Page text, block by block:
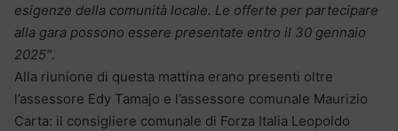
esigenze della comunità locale. Le offerte per partecipare
alla gara possono essere presentate entro il 30 gennaio
2025″.
Alla riunione di questa mattina erano presenti oltre
l’assessore Edy Tamajo e l’assessore comunale Maurizio
Carta: il consigliere comunale di Forza Italia Leopoldo